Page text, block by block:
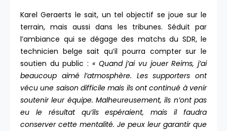
Karel Geraerts le sait, un tel objectif se joue sur le
terrain, mais aussi dans les tribunes. Séduit par
l’ambiance qui se dégage des matchs du SDR, le
technicien belge sait qu’il pourra compter sur le
soutien du public : « Quand j’ai vu jouer Reims, j’ai
beaucoup aimé l’atmosphère. Les supporters ont
vécu une saison difficile mais ils ont continué à venir
soutenir leur équipe. Malheureusement, ils n’ont pas
eu le résultat qu’ils espéraient, mais il faudra
conserver cette mentalité. Je peux leur garantir que